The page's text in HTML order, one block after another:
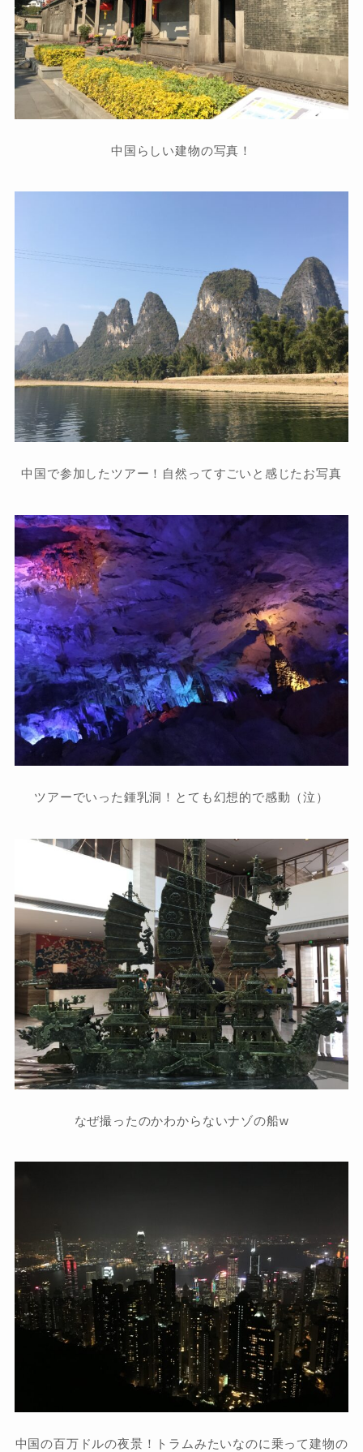
中国らしい建物の写真！
中国で参加したツアー！自然ってすごいと感じたお写真
ツアーでいった鍾乳洞！とても幻想的で感動（泣）
なぜ撮ったのかわからないナゾの船w
中国の百万ドルの夜景！トラムみたいなのに乗って建物の